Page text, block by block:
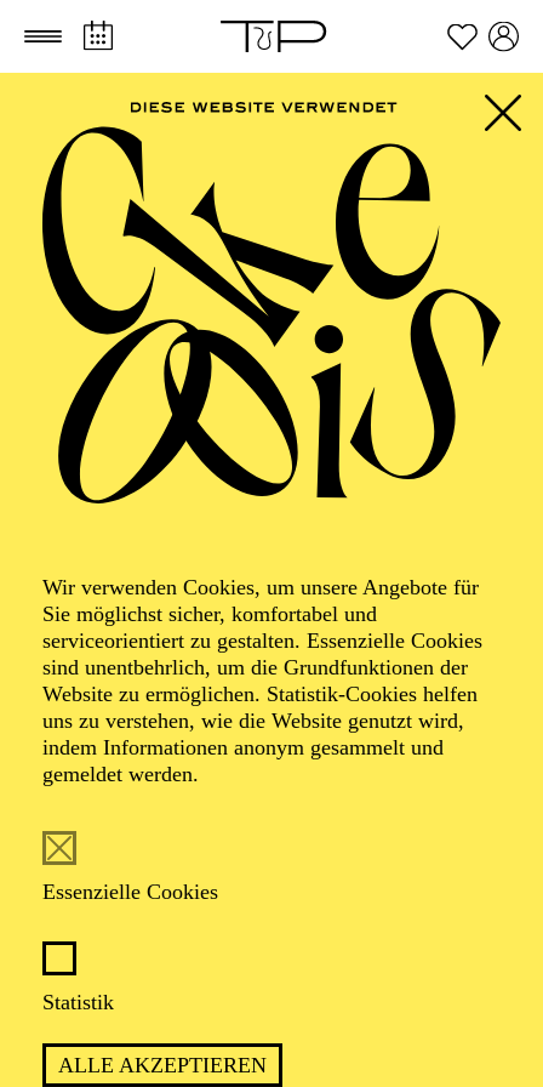
Zum Hauptinhalt springen Zum Footer springen
Wir verwenden Cookies, um unsere Angebote für
Sie möglichst sicher, komfortabel und
serviceorientiert zu gestalten. Essenzielle Cookies
sind unentbehrlich, um die Grundfunktionen der
Website zu ermöglichen. Statistik-Cookies helfen
uns zu verstehen, wie die Website genutzt wird,
indem Informationen anonym gesammelt und
gemeldet werden.
Essenzielle Cookies
Statistik
ALLE AKZEPTIEREN
Foto: privat
Jenny Theisen studierte Kommunikationsdesign mit
Düsseldorf und schloss ihr Studium im Rahmen eines
Arbeitsaufenthaltes in Los Angeles ab. Im Anschluss